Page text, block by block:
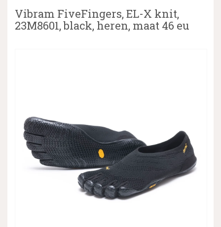
Vibram FiveFingers, EL-X knit,
23M8601, black, heren, maat 46 eu